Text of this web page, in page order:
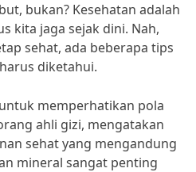
bukan? Kesehatan adalah
kita jaga sejak dini. Nah,
sehat, ada beberapa tips
diketahui.
memperhatikan pola
ahli gizi, mengatakan
sehat yang mengandung
mineral sangat penting